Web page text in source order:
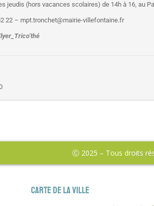
jeudis (hors vacances scolaires) de 14h à 16, au
22 – mpt.tronchet@mairie-villefontaine.fr
Ⓒ 2025 – Tous droits
Carte de la ville